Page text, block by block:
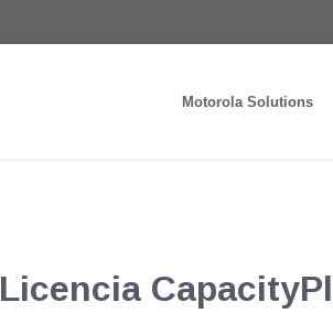
Motorola Solutions
Licencia